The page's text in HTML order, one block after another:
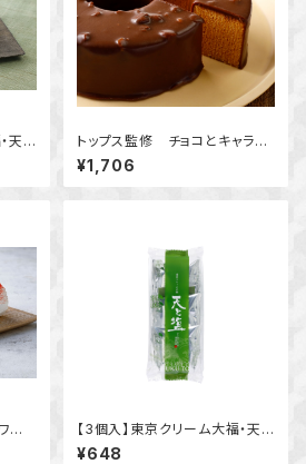
天と
トップス監修 チョコとキャラメ
ルのバウムクーヘン
¥1,706
ー
ョ
【3個入】東京クリーム大福・天と
塩 抹茶
¥648